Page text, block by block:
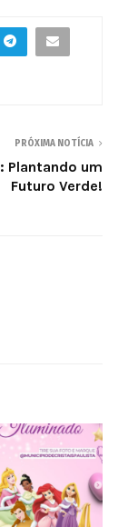
PRÓXIMA NOTÍCIA
Plantando um
Futuro Verde!